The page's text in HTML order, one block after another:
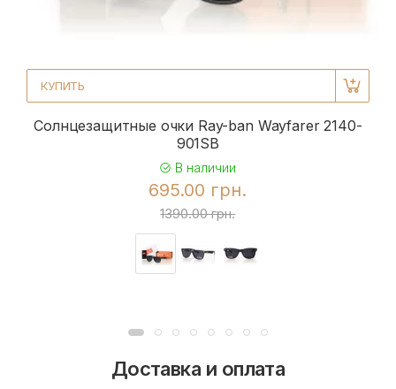
КУПИТЬ
Солнцезащитные очки Ray-ban Wayfarer 2140-
901SB
В наличии
695.00 грн.
1390.00 грн.
Доставка и оплата